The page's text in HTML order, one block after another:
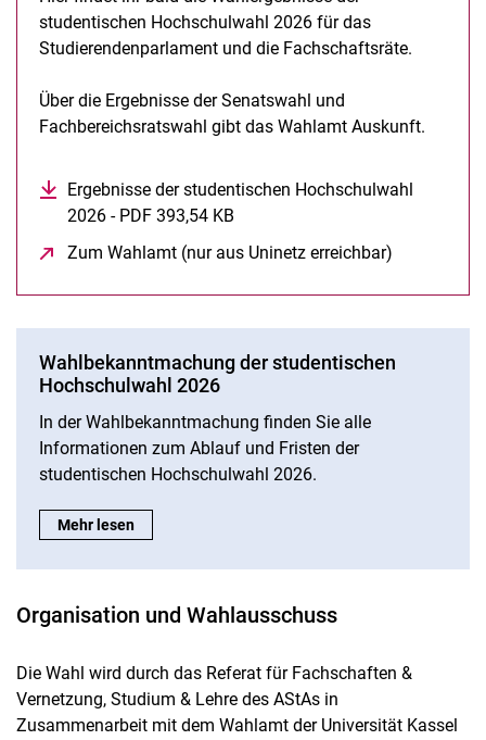
Studentische Hochschulwahl 2024
Studentische Hochschulwahl 2023
Einladungen
Rechtsgrundlagen
studentischen Hochschulwahl 2026 für das
Studierendenparlament und die Fachschaftsräte.
Über die Ergebnisse der Senatswahl und
Fachbereichsratswahl gibt das Wahlamt Auskunft.
Ergebnisse der studentischen Hochschulwahl
2026 - PDF 393,54 KB
Zum Wahlamt (nur aus Uninetz erreichbar)
Wahlbekanntmachung der studentischen
Hochschulwahl 2026
In der Wahlbekanntmachung finden Sie alle
Informationen zum Ablauf und Fristen der
studentischen Hochschulwahl 2026.
Wahlbekanntmachung der studentischen Hochschulwahl
Mehr lesen
Organisation und Wahlausschuss
Die Wahl wird durch das Referat für Fachschaften &
Vernetzung, Studium & Lehre des AStAs in
Zusammenarbeit mit dem Wahlamt der Universität Kassel